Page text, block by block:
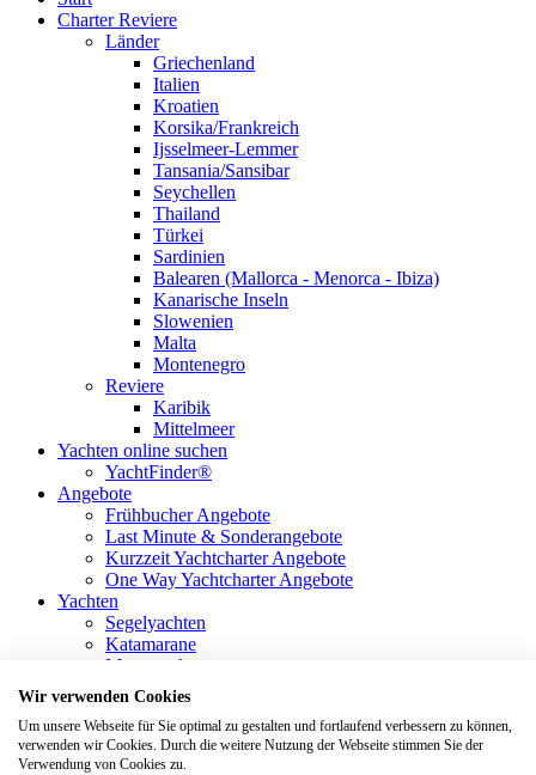
Charter Reviere
Länder
Griechenland
Italien
Kroatien
Korsika/Frankreich
Ijsselmeer-Lemmer
Tansania/Sansibar
Seychellen
Thailand
Türkei
Sardinien
Balearen (Mallorca - Menorca - Ibiza)
Kanarische Inseln
Slowenien
Malta
Montenegro
Reviere
Karibik
Mittelmeer
Yachten online suchen
YachtFinder®
Angebote
Frühbucher Angebote
Last Minute & Sonderangebote
Kurzzeit Yachtcharter Angebote
One Way Yachtcharter Angebote
Yachten
Segelyachten
Katamarane
Motoryachten
Hausboote
Hausboote Frühbucher Rabatte
Hausboot Reviere
Service
Wir verwenden Cookies
Um unsere Webseite für Sie optimal zu gestalten und fortlaufend verbessern zu können,
verwenden wir Cookies. Durch die weitere Nutzung der Webseite stimmen Sie der
Verwendung von Cookies zu.